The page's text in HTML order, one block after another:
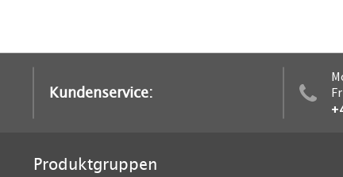
Kundenservice:
Produktgruppen